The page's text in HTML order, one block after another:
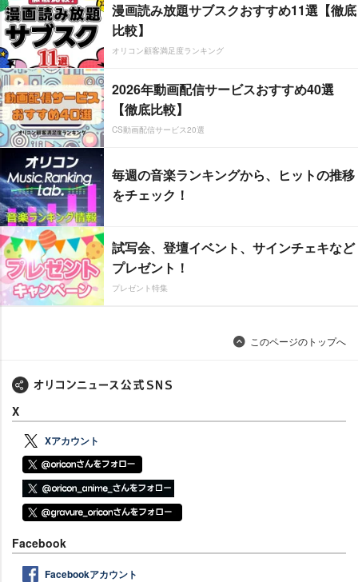
漫画読み放題サブスクおすすめ11選【徹底
比較】
オリコン顧客満足度ランキング
2026年動画配信サービスおすすめ40選
【徹底比較】
CS動画配信サービス20選
毎週の音楽ランキングから、ヒットの推移
をチェック！
試写会、登壇イベント、サインチェキなど
プレゼント！
プレゼント特集
このページのトップへ
X
Xアカウント
Facebook
Facebookアカウント